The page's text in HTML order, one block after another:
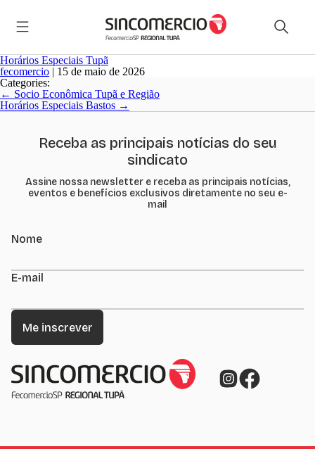
Horários Especiais Tupã
fecomercio | 15 de maio de 2026
Categories:
Navegação
de
Post
← Socio Econômica Tupã e Região
Horários Especiais Bastos →
Receba as principais notícias do seu
sindicato
Assine nossa newsletter e receba as principais notícias,
eventos e benefícios exclusivos diretamente no seu e-
mail
Nome
E-mail